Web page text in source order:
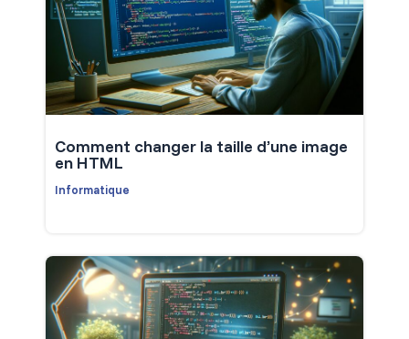
Comment changer la taille d’une image
en HTML
Informatique